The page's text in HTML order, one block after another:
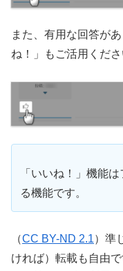
また、有用な回答が
ね！」もご活用くだ
「いいね！」機能
る機能です。
（CC BY-ND 2.1）準
ければ）転載も自由